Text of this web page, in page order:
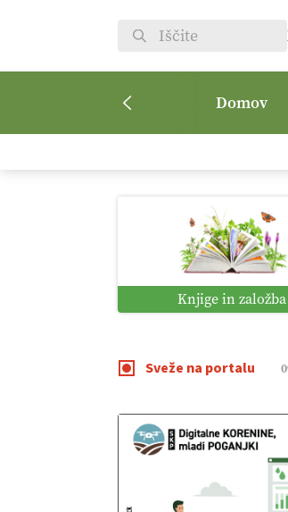
Domov
Knjige in založba
Sveže na portalu